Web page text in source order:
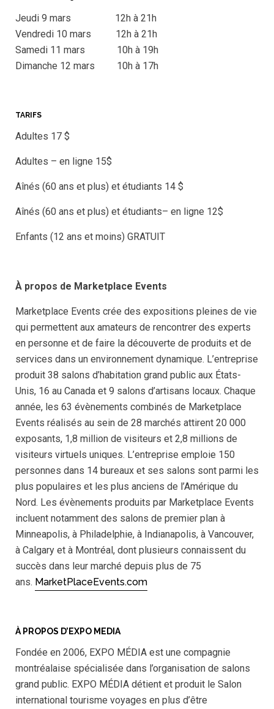
Jeudi 9 mars 12h à 21h
Vendredi 10 mars 12h à 21h
Samedi 11 mars 10h à 19h
Dimanche 12 mars 10h à 17h
TARIFS
Adultes 17 $
Adultes – en ligne 15$
Aînés (60 ans et plus) et étudiants 14 $
Aînés (60 ans et plus) et étudiants– en ligne 12$
Enfants (12 ans et moins) GRATUIT
À propos de Marketplace Events
Marketplace Events crée des expositions pleines de vie
qui permettent aux amateurs de rencontrer des experts
en personne et de faire la découverte de produits et de
services dans un environnement dynamique. L’entreprise
produit 38 salons d’habitation grand public aux États-
Unis, 16 au Canada et 9 salons d’artisans locaux. Chaque
année, les 63 évènements combinés de Marketplace
Events réalisés au sein de 28 marchés attirent 20 000
exposants, 1,8 million de visiteurs et 2,8 millions de
visiteurs virtuels uniques. L’entreprise emploie 150
personnes dans 14 bureaux et ses salons sont parmi les
plus populaires et les plus anciens de l’Amérique du
Nord. Les évènements produits par Marketplace Events
incluent notamment des salons de premier plan à
Minneapolis, à Philadelphie, à Indianapolis, à Vancouver,
à Calgary et à Montréal, dont plusieurs connaissent du
succès dans leur marché depuis plus de 75
ans. MarketPlaceEvents.com
À PROPOS D’EXPO MEDIA
Fondée en 2006, EXPO MÉDIA est une compagnie
montréalaise spécialisée dans l’organisation de salons
grand public. EXPO MÉDIA détient et produit le Salon
international tourisme voyages en plus d’être